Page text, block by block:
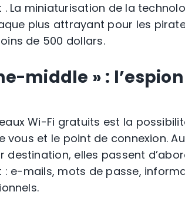
La miniaturisation de la
plus attrayant pour les
de 500 dollars.
middle » : l’espion
Wi-Fi gratuits est la
et le point de connexion.
elles passent
e-mails, mots de passe,